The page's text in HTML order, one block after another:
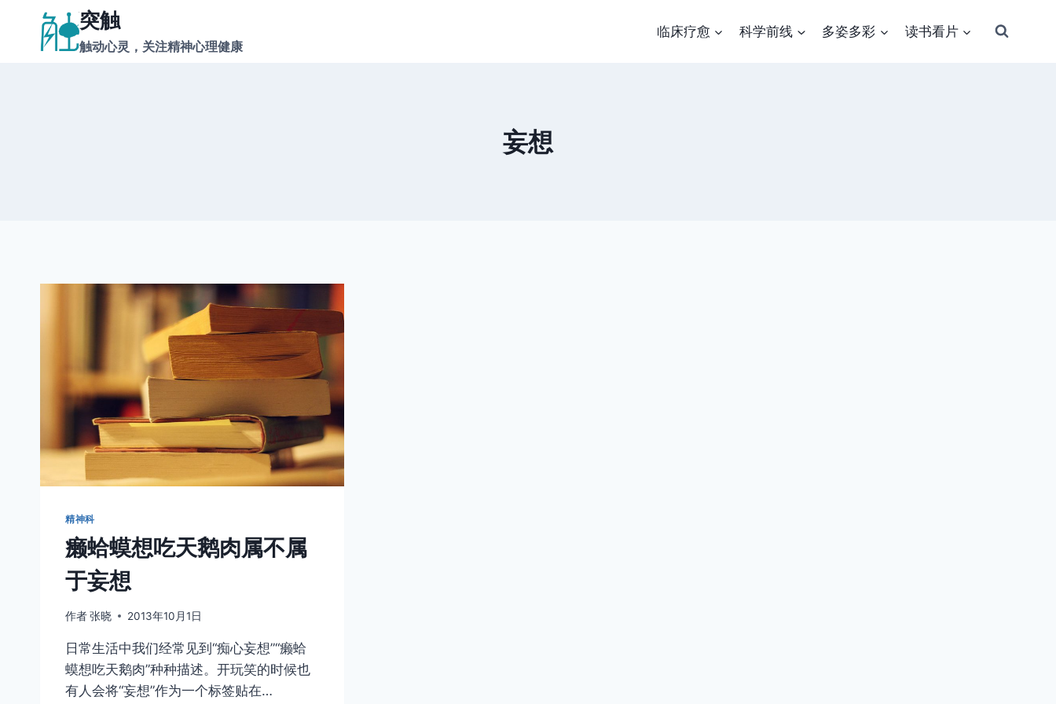
突触
触动心灵，关注精神心理健康
临床疗愈 科学前线 多姿多彩 读书看片
妄想
精神科
癞蛤蟆想吃天鹅肉属不属
于妄想
作者张晓 2013年10月1日
日常生活中我们经常见到“痴心妄想”“癞蛤
蟆想吃天鹅肉”种种描述。开玩笑的时候也
有人会将“妄想”作为一个标签贴在…